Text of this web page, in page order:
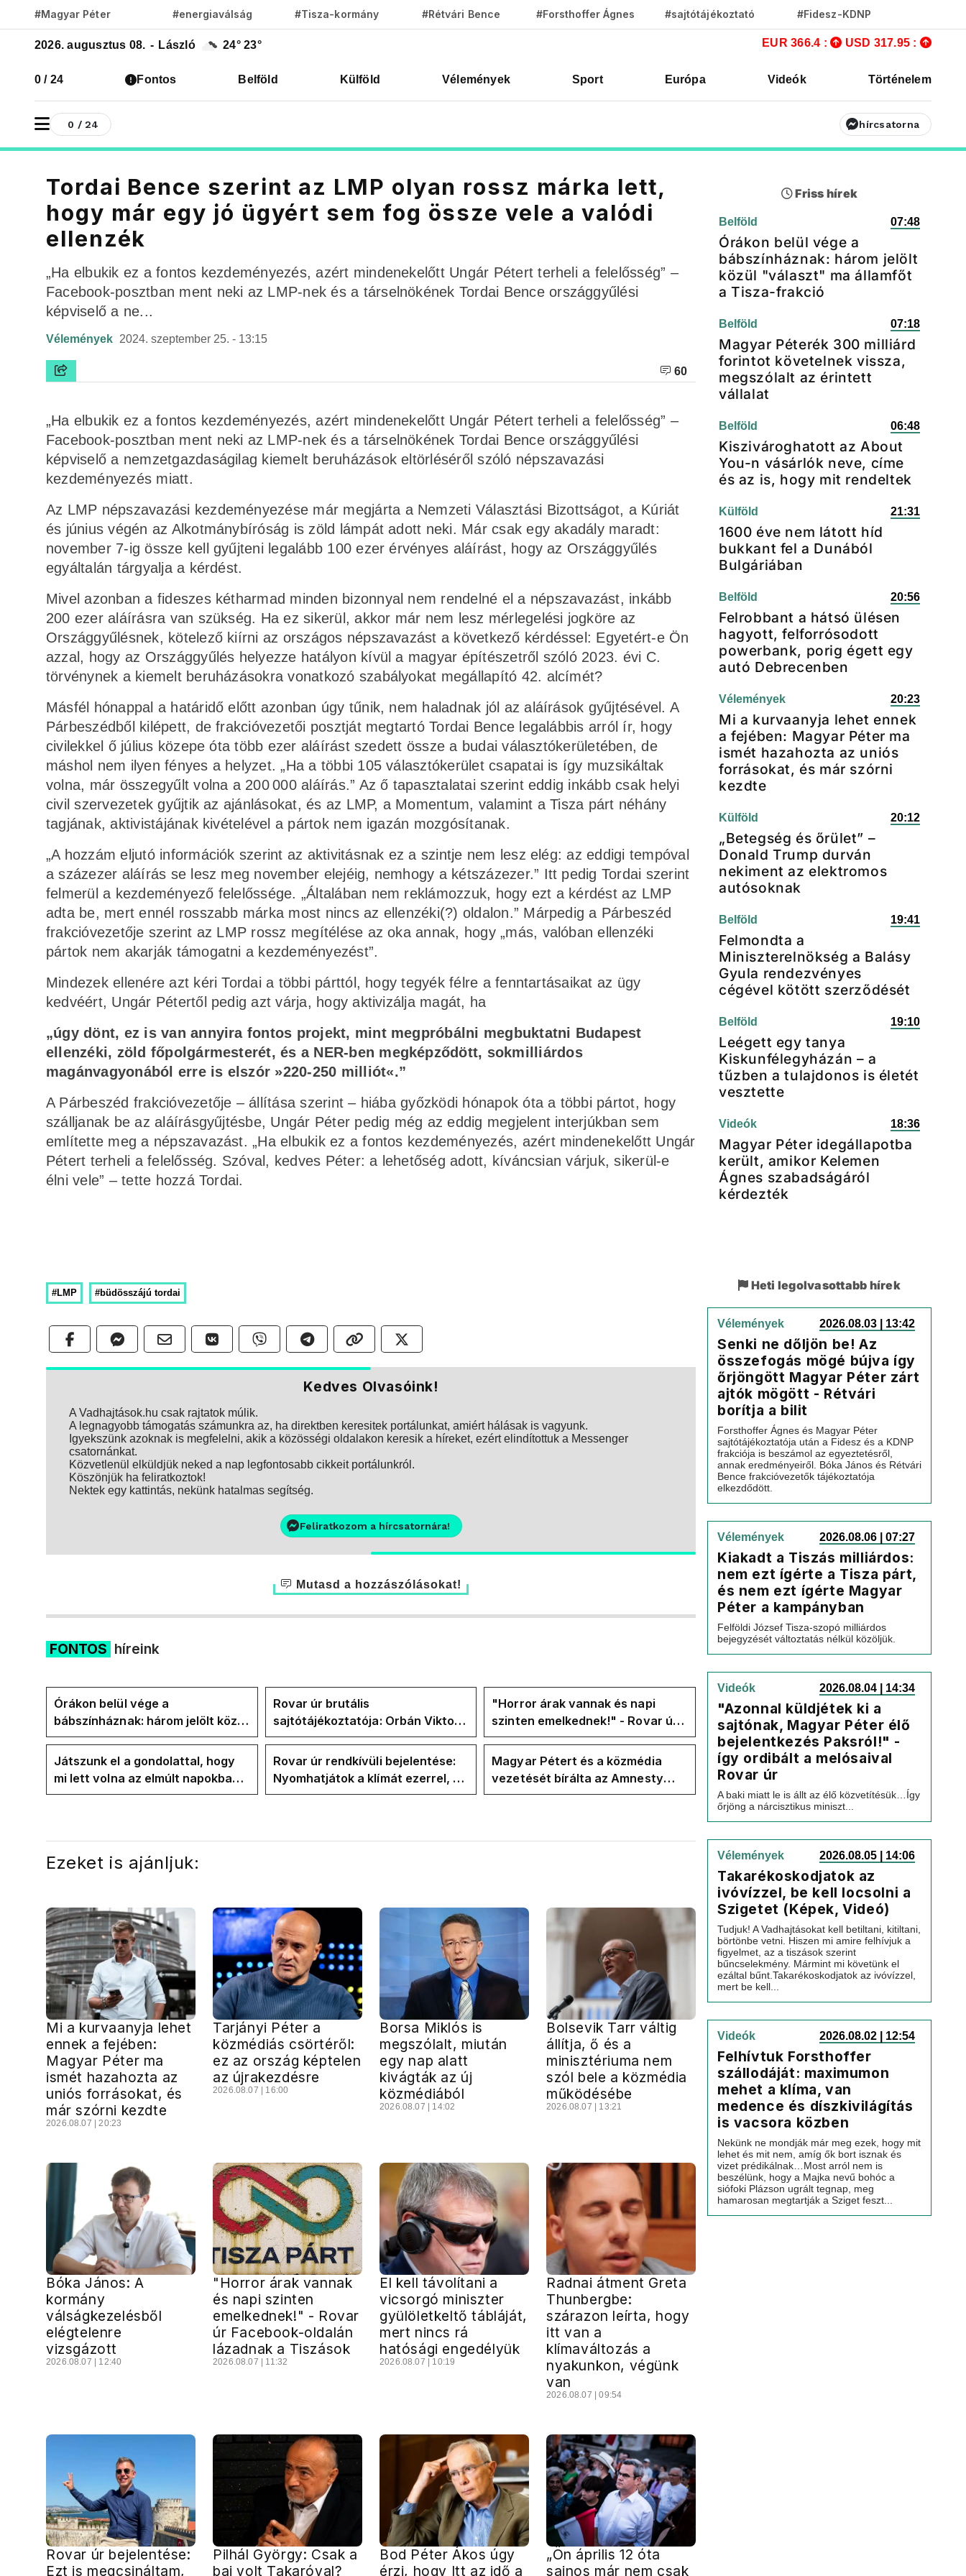
#Magyar Péter #energiaválság #Tisza-kormány #Rétvári Bence #Forsthoffer Ágnes #sajtótájékoztató #Fidesz-KDNP
2026. augusztus 08. - László 24° 23° EUR 366.4 : USD 317.95 :
0 / 24 Fontos Belföld Külföld Vélemények Sport Európa Videók Történelem
0 / 24 hírcsatorna
Tordai Bence szerint az LMP olyan rossz márka lett,
hogy már egy jó ügyért sem fog össze vele a valódi
ellenzék
„Ha elbukik ez a fontos kezdeményezés, azért mindenekelőtt Ungár Pétert terheli a felelősség” –
Facebook-posztban ment neki az LMP-nek és a társelnökének Tordai Bence országgyűlési
képviselő a ne...
Vélemények 2024. szeptember 25. - 13:15
60
„Ha elbukik ez a fontos kezdeményezés, azért mindenekelőtt Ungár Pétert terheli a felelősség” –
Facebook-posztban ment neki az LMP-nek és a társelnökének Tordai Bence országgyűlési
képviselő a nemzetgazdaságilag kiemelt beruházások eltörléséről szóló népszavazási
kezdeményezés miatt.
Az LMP népszavazási kezdeményezése már megjárta a Nemzeti Választási Bizottságot, a Kúriát
és június végén az Alkotmánybíróság is zöld lámpát adott neki. Már csak egy akadály maradt:
november 7-ig össze kell gyűjteni legalább 100 ezer érvényes aláírást, hogy az Országgyűlés
egyáltalán tárgyalja a kérdést.
Mivel azonban a fideszes kétharmad minden bizonnyal nem rendelné el a népszavazást, inkább
200 ezer aláírásra van szükség. Ha ez sikerül, akkor már nem lesz mérlegelési jogköre az
Országgyűlésnek, kötelező kiírni az országos népszavazást a következő kérdéssel: Egyetért-e Ön
azzal, hogy az Országgyűlés helyezze hatályon kívül a magyar építészetről szóló 2023. évi C.
törvénynek a kiemelt beruházásokra vonatkozó szabályokat megállapító 42. alcímét?
Másfél hónappal a határidő előtt azonban úgy tűnik, nem haladnak jól az aláírások gyűjtésével. A
Párbeszédből kilépett, de frakcióvezetői posztját megtartó Tordai Bence legalábbis arról ír, hogy
civilekkel ő július közepe óta több ezer aláírást szedett össze a budai választókerületében, de
máshol nem ilyen fényes a helyzet. „Ha a többi 105 választókerület csapatai is így muzsikáltak
volna, már összegyűlt volna a 200 000 aláírás.” Az ő tapasztalatai szerint eddig inkább csak helyi
civil szervezetek gyűjtik az ajánlásokat, és az LMP, a Momentum, valamint a Tisza párt néhány
tagjának, aktivistájának kivételével a pártok nem igazán mozgósítanak.
„A hozzám eljutó információk szerint az aktivitásnak ez a szintje nem lesz elég: az eddigi tempóval
a százezer aláírás se lesz meg november elejéig, nemhogy a kétszázezer.” Itt pedig Tordai szerint
felmerül a kezdeményező felelőssége. „Általában nem reklámozzuk, hogy ezt a kérdést az LMP
adta be, mert ennél rosszabb márka most nincs az ellenzéki(?) oldalon.” Márpedig a Párbeszéd
frakcióvezetője szerint az LMP rossz megítélése az oka annak, hogy „más, valóban ellenzéki
pártok nem akarják támogatni a kezdeményezést”.
Mindezek ellenére azt kéri Tordai a többi párttól, hogy tegyék félre a fenntartásaikat az ügy
kedvéért, Ungár Pétertől pedig azt várja, hogy aktivizálja magát, ha
„úgy dönt, ez is van annyira fontos projekt, mint megpróbálni megbuktatni Budapest
ellenzéki, zöld főpolgármesterét, és a NER-ben megképződött, sokmilliárdos
magánvagyonából erre is elszór »220-250 milliót«.”
A Párbeszéd frakcióvezetője – állítása szerint – hiába győzködi hónapok óta a többi pártot, hogy
szálljanak be az aláírásgyűjtésbe, Ungár Péter pedig még az eddig megjelent interjúkban sem
említette meg a népszavazást. „Ha elbukik ez a fontos kezdeményezés, azért mindenekelőtt Ungár
Pétert terheli a felelősség. Szóval, kedves Péter: a lehetőség adott, kíváncsian várjuk, sikerül-e
élni vele” – tette hozzá Tordai.
#LMP #büdösszájú tordai
Kedves Olvasóink!
A Vadhajtások.hu csak rajtatok múlik.
A legnagyobb támogatás számunkra az, ha direktben keresitek portálunkat, amiért hálásak is vagyunk.
Igyekszünk azoknak is megfelelni, akik a közösségi oldalakon keresik a híreket, ezért elindítottuk a Messenger
csatornánkat.
Közvetlenül elküldjük neked a nap legfontosabb cikkeit portálunkról.
Köszönjük ha feliratkoztok!
Nektek egy kattintás, nekünk hatalmas segítség.
Feliratkozom a hírcsatornára!
Mutasd a hozzászólásokat!
FONTOS híreink
Órákon belül vége a
bábszínháznak: három jelölt közül
"választ" ma államfőt a Tisza-
frakció
Rovar úr brutális
sajtótájékoztatója: Orbán Viktor
és a Vadhajtások a felelős a
kialakult helyzetért
"Horror árak vannak és napi
szinten emelkednek!" - Rovar úr
Facebook-oldalán lázadnak a
Tiszások
Játszunk el a gondolattal, hogy
mi lett volna az elmúlt napokban
rezsicsökkentés nélkül
Rovar úr rendkívüli bejelentése:
Nyomhatjátok a klímát ezerrel, a
hűtőket letekerhetitek, vége az
Magyar Pétert és a közmédia
vezetését bírálta az Amnesty
International a Klubrádióban
Ezeket is ajánljuk:
Mi a kurvaanyja lehet
ennek a fejében:
Magyar Péter ma
ismét hazahozta az
uniós forrásokat, és
már szórni kezdte
2026.08.07 | 20:23
Tarjányi Péter a
közmédiás csörtéről:
ez az ország képtelen
az újrakezdésre
2026.08.07 | 16:00
Borsa Miklós is
megszólalt, miután
egy nap alatt
kivágták az új
közmédiából
2026.08.07 | 14:02
Bolsevik Tarr váltig
állítja, ő és a
minisztériuma nem
szól bele a közmédia
működésébe
2026.08.07 | 13:21
Bóka János: A
kormány
válságkezelésből
elégtelenre
vizsgázott
2026.08.07 | 12:40
"Horror árak vannak
és napi szinten
emelkednek!" - Rovar
úr Facebook-oldalán
lázadnak a Tiszások
2026.08.07 | 11:32
El kell távolítani a
vicsorgó miniszter
gyülöletkeltő tábláját,
mert nincs rá
hatósági engedélyük
2026.08.07 | 10:19
Radnai átment Greta
Thunbergbe:
szárazon leírta, hogy
itt van a
klímaváltozás a
nyakunkon, végünk
van
2026.08.07 | 09:54
Rovar úr bejelentése:
Ezt is megcsináltam,
Pilhál György: Csak a
baj volt Takaróval?
Bod Péter Ákos úgy
érzi, hogy Itt az idő a
„Ön április 12 óta
sajnos már nem csak
Friss hírek
Belföld 07:48
Órákon belül vége a
bábszínháznak: három jelölt
közül "választ" ma államfőt
a Tisza-frakció
Belföld 07:18
Magyar Péterék 300 milliárd
forintot követelnek vissza,
megszólalt az érintett
vállalat
Belföld 06:48
Kiszivároghatott az About
You-n vásárlók neve, címe
és az is, hogy mit rendeltek
Külföld 21:31
1600 éve nem látott híd
bukkant fel a Dunából
Bulgáriában
Belföld 20:56
Felrobbant a hátsó ülésen
hagyott, felforrósodott
powerbank, porig égett egy
autó Debrecenben
Vélemények 20:23
Mi a kurvaanyja lehet ennek
a fejében: Magyar Péter ma
ismét hazahozta az uniós
forrásokat, és már szórni
kezdte
Külföld 20:12
„Betegség és őrület” –
Donald Trump durván
nekiment az elektromos
autósoknak
Belföld 19:41
Felmondta a
Miniszterelnökség a Balásy
Gyula rendezvényes
cégével kötött szerződését
Belföld 19:10
Leégett egy tanya
Kiskunfélegyházán – a
tűzben a tulajdonos is életét
vesztette
Videók 18:36
Magyar Péter idegállapotba
került, amikor Kelemen
Ágnes szabadságáról
kérdezték
Heti legolvasottabb hírek
Vélemények 2026.08.03 | 13:42
Senki ne dőljön be! Az
összefogás mögé bújva így
őrjöngött Magyar Péter zárt
ajtók mögött - Rétvári
borítja a bilit
Forsthoffer Ágnes és Magyar Péter
sajtótájékoztatója után a Fidesz és a KDNP
frakciója is beszámol az egyeztetésről,
annak eredményeiről. Bóka János és Rétvári
Bence frakcióvezetők tájékoztatója
elkezdődött.
Vélemények 2026.08.06 | 07:27
Kiakadt a Tiszás milliárdos:
nem ezt ígérte a Tisza párt,
és nem ezt ígérte Magyar
Péter a kampányban
Felföldi József Tisza-szopó milliárdos
bejegyzését változtatás nélkül közöljük.
Videók 2026.08.04 | 14:34
"Azonnal küldjétek ki a
sajtónak, Magyar Péter élő
bejelentkezés Paksról!" -
így ordibált a melósaival
Rovar úr
A baki miatt le is állt az élő közvetítésük…Így
őrjöng a nárcisztikus miniszt...
Vélemények 2026.08.05 | 14:06
Takarékoskodjatok az
ivóvízzel, be kell locsolni a
Szigetet (Képek, Videó)
Tudjuk! A Vadhajtásokat kell betiltani, kitiltani,
börtönbe vetni. Hiszen mi amire felhívjuk a
figyelmet, az a tiszások szerint
bűncselekmény. Mármint mi követünk el
ezáltal bűnt.Takarékoskodjatok az ivóvízzel,
mert be kell...
Videók 2026.08.02 | 12:54
Felhívtuk Forsthoffer
szállodáját: maximumon
mehet a klíma, van
medence és díszkivilágítás
is vacsora közben
Nekünk ne mondják már meg ezek, hogy mit
lehet és mit nem, amíg ők bort isznak és
vizet prédikálnak…Most arról nem is
beszélünk, hogy a Majka nevű bohóc a
siófoki Plázson ugrált tegnap, meg
hamarosan megtartják a Sziget feszt...